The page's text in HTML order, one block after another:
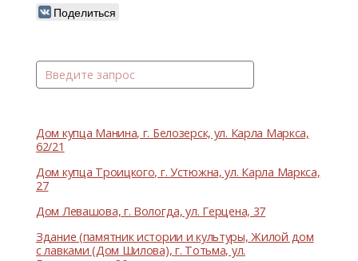
Дом купца Манина, г. Белозерск, ул. Карла Маркса,
62/21
Дом купца Троицкого, г. Устюжна, ул. Карла Маркса,
27
Дом Левашова, г. Вологда, ул. Герцена, 37
Здание (памятник истории и культуры, Жилой дом
с лавками (Дом Шилова), г. Тотьма, ул.
Поделиться